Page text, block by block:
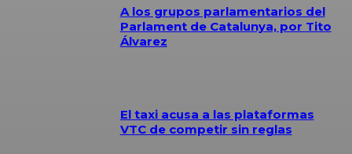
A los grupos parlamentarios del
Parlament de Catalunya, por Tito
Álvarez
El taxi acusa a las plataformas
VTC de competir sin reglas